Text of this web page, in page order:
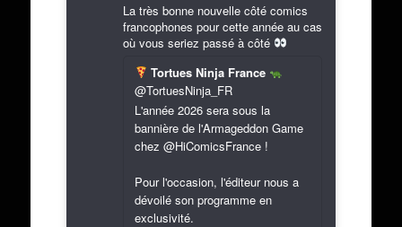
La très bonne nouvelle côté comics
francophones pour cette année au cas
où vous seriez passé à côté
Tortues Ninja France
@TortuesNinja_FR
L'année 2026 sera sous la
bannière de l'Armageddon Game
chez @HiComicsFrance !
Pour l'occasion, l'éditeur nous a
dévoilé son programme en
exclusivité.